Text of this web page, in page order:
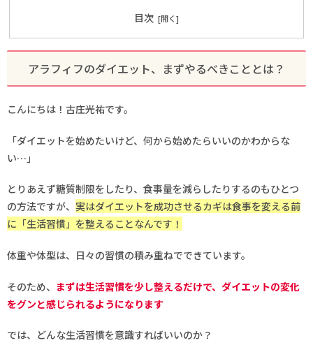
目次
アラフィフのダイエット、まずやるべきこととは？
こんにちは！古庄光祐です。
「ダイエットを始めたいけど、何から始めたらいいのかわからな
い…」
とりあえず糖質制限をしたり、食事量を減らしたりするのもひとつ
の方法ですが、 実はダイエットを成功させるカギは食事を変える前
に「生活習慣」を整えることなんです！
体重や体型は、日々の習慣の積み重ねでできています。
そのため、 まずは生活習慣を少し整えるだけで、ダイエットの変化
をグンと感じられるようになります
では、どんな生活習慣を意識すればいいのか？